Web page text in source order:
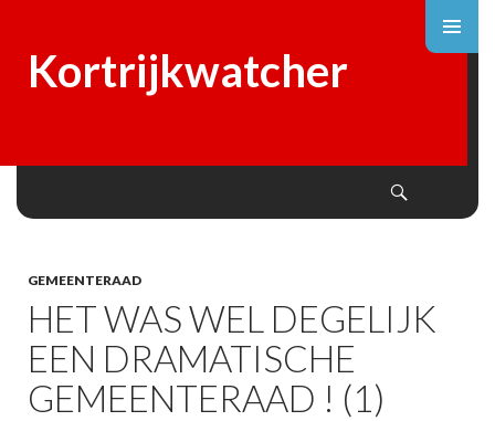
Kortrijkwatcher
GEMEENTERAAD
HET WAS WEL DEGELIJK
EEN DRAMATISCHE
GEMEENTERAAD ! (1)